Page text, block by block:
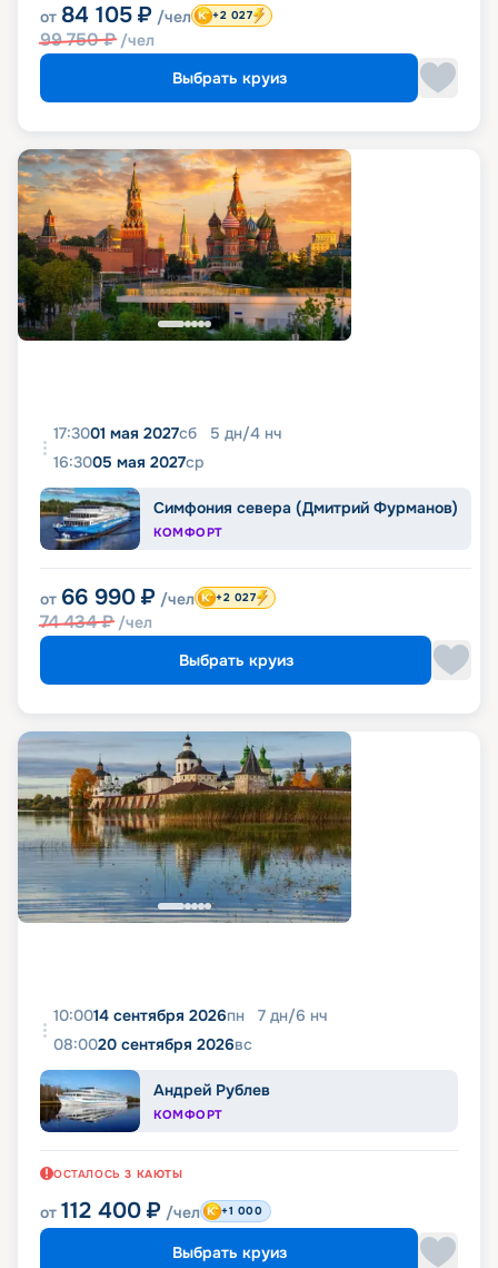
от 84 105 ₽ /чел
99 750₽ /чел
+2 027
Выбрать круиз
17:3001 мая 2027сб 5 дн/4 нч
16:3005 мая 2027ср
Симфония севера (Дмитрий Фурманов)
КОМФОРТ
от 66 990 ₽ /чел
74 434₽ /чел
+2 027
Выбрать круиз
10:0014 сентября 2026пн 7 дн/6 нч
08:0020 сентября 2026вс
Андрей Рублев
КОМФОРТ
ОСТАЛОСЬ 3 КАЮТЫ
от 112 400 ₽ /чел +1 000
Выбрать круиз